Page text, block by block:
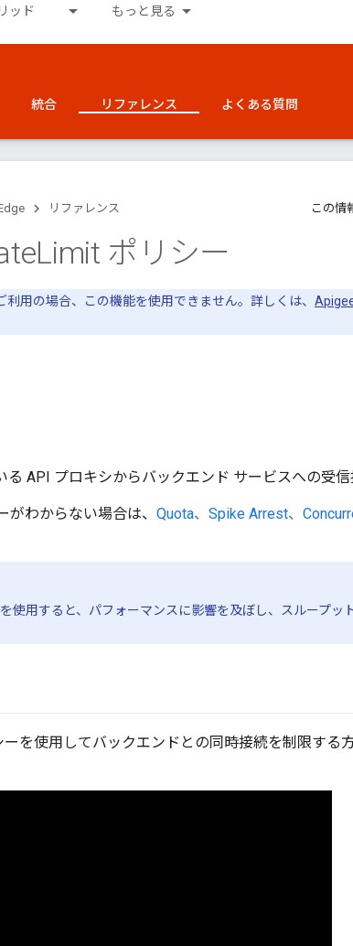
ッド もっと見る
統合 リファレンス よくある質問
リファレンス この情
Limit ポリシー
用の場合、この機能を使用できません。詳しくは、
API プロキシからバックエンド サービスへの受信
わからない場合は、 Quota、Spike Arrest、
使用すると、パフォーマンスに影響を及ぼし、スループッ
ーを使用してバックエンドとの同時接続を制限する